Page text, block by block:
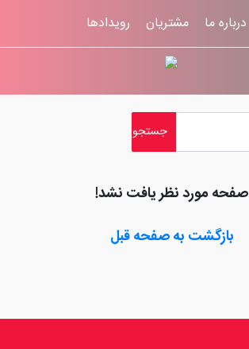
درباره ما مشتریان رویدادها
ثبت شکایات راهنمای سایت
صفحه مورد نظر یافت نشد!
بازگشت به صفحه قبل